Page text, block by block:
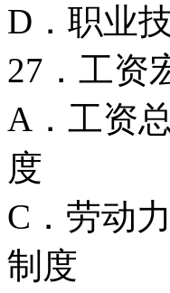
D．职业
27．工
A．工资
度
C．劳动
制度